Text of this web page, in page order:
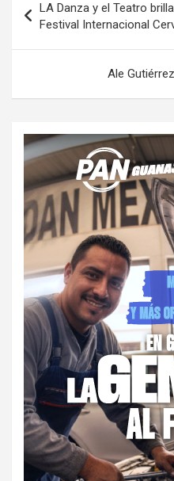
de
entradas
LA Danza y el Teatro
Festival Internacional
Ale